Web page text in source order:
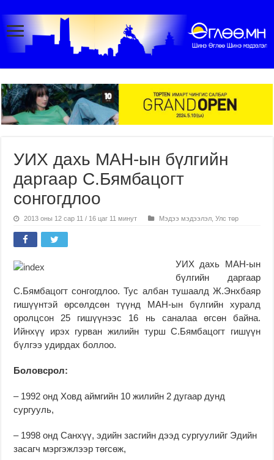
УИХ дахь МАН-ын бүлгийн
даргаар С.Бямбацогт
сонгогдлоо
2013 оны 12 сар 11 / 16 цаг 11 минут Мэдээ мэдээлэл ,Улс төр
УИХ дахь МАН-ын
бүлгийн даргаар
С.Бямбацогт сонгогдлоо. Тус албан тушаалд Ж.Энхбаяр
гишүүнтэй өрсөлдсөн түүнд МАН-ын бүлгийн хуралд
оролцсон 25 гишүүнээс 16 нь саналаа өгсөн байна.
Ийнхүү ирэх гурван жилийн турш С.Бямбацогт гишүүн
бүлгээ удирдах боллоо.
Боловсрол:
– 1992 онд Ховд аймгийн 10 жилийн 2 дугаар дунд
сургууль,
– 1998 онд Санхүү, эдийн засгийн дээд сургуулийг Эдийн
засагч мэргэжлээр төгсөж,